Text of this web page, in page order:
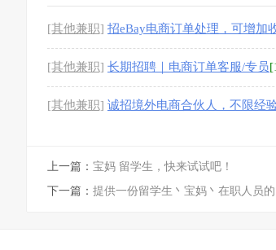
[其他兼职] 招eBay电商订单处理，可增加
[其他兼职] 长期招聘｜电商订单客服/专员
[其他兼职] 诚招境外电商合伙人，不限经
上一篇： 宝妈 留学生，快来试试吧！
下一篇： 提供一份留学生丶宝妈丶在职人员的